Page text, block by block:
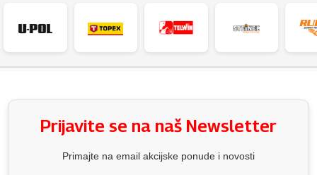
Prijavite se na naš Newsletter
Primajte na email akcijske ponude i novosti